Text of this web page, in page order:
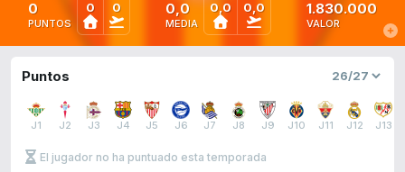
0
PUNTOS
0 0 0,0
MEDIA
0,0 0,0 1.830.000
VALOR
Puntos
J1 J2 J3 J4 J5 J6 J7 J8 J9 J10 J11 J12 J13
El jugador no ha puntuado esta temporada